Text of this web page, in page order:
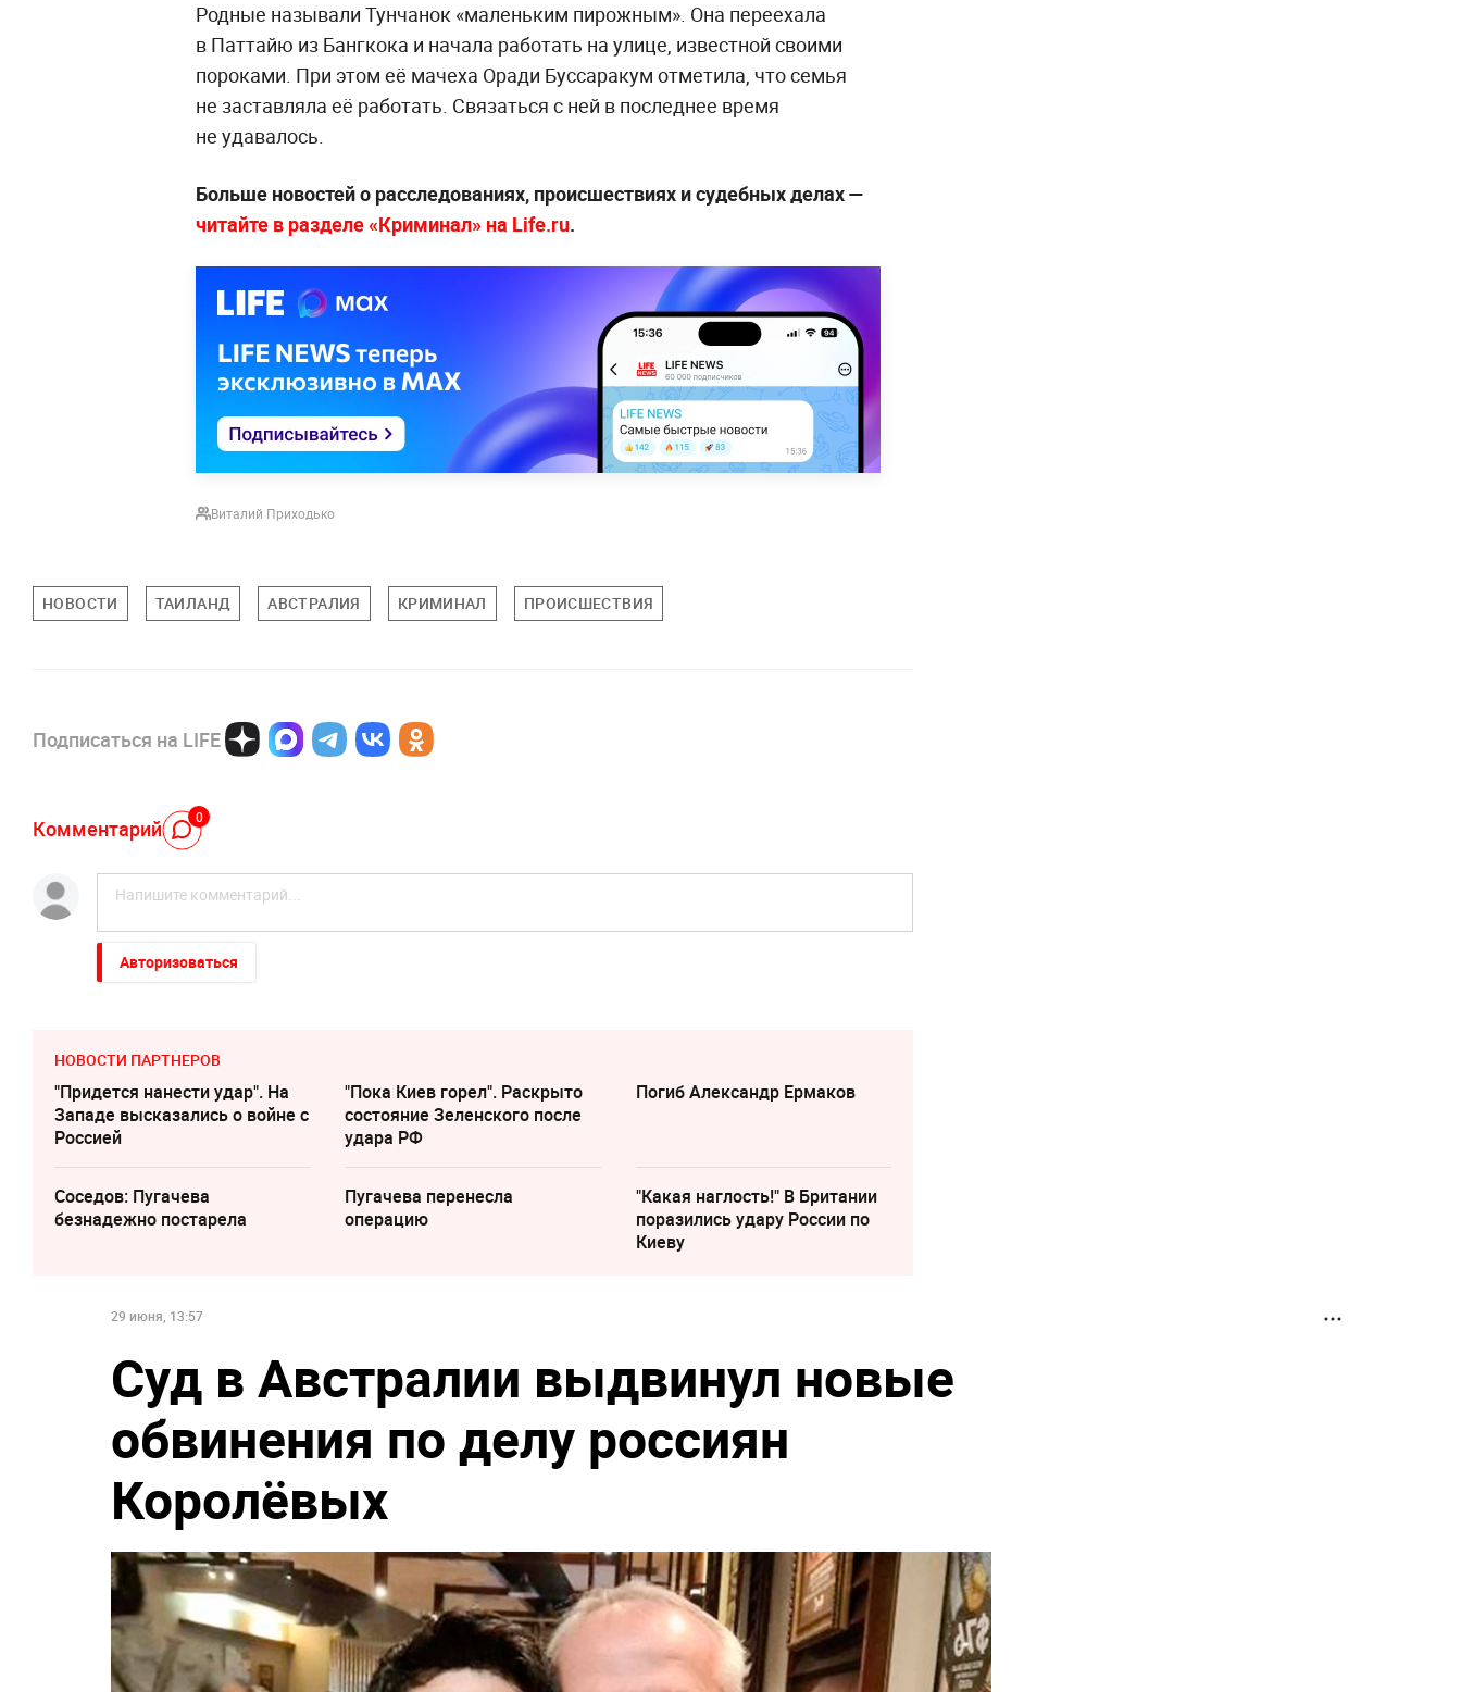
Родные называли Тунчанок «маленьким пирожным». Она переехала
в Паттайю из Бангкока и начала работать на улице, известной своими
пороками. При этом её мачеха Оради Буссаракум отметила, что семья
не заставляла её работать. Связаться с ней в последнее время
не удавалось.
Больше новостей о расследованиях, происшествиях и судебных делах —
читайте в разделе «Криминал» на Life.ru.
Виталий Приходько
НОВОСТИ ТАИЛАНД АВСТРАЛИЯ КРИМИНАЛ ПРОИСШЕСТВИЯ
Подписаться на LIFE
Комментарий 0
Авторизоваться
НОВОСТИ ПАРТНЕРОВ
"Придется нанести удар". На
Западе высказались о войне с
Россией
"Пока Киев горел". Раскрыто
состояние Зеленского после
удара РФ
Погиб Александр Ермаков
Соседов: Пугачева
безнадежно постарела
Пугачева перенесла
операцию
"Какая наглость!" В Британии
поразились удару России по
Киеву
29 июня, 13:57
Суд в Австралии выдвинул новые
обвинения по делу россиян
Королёвых